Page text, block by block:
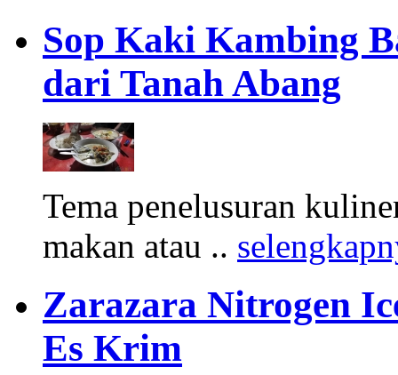
Sop Kaki Kambing
dari Tanah Abang
Tema penelusuran
makan atau ..
Zarazara Nitrogen
Es Krim